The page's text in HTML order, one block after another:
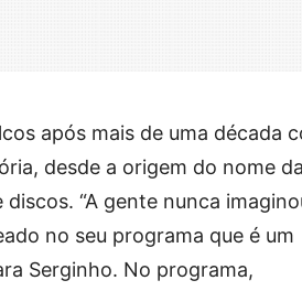
após mais de uma década
desde a origem do nome da
“A gente nunca
no seu programa que é um
Serginho. No programa,